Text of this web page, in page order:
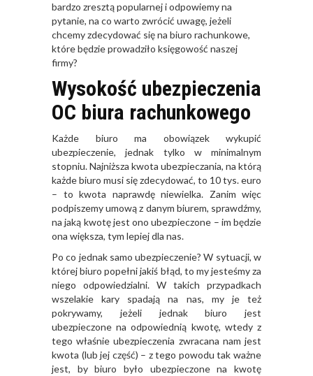
bardzo zresztą popularnej i odpowiemy na
pytanie, na co warto zwrócić uwagę, jeżeli
chcemy zdecydować się na biuro rachunkowe,
które będzie prowadziło księgowość naszej
firmy?
Wysokość ubezpieczenia
OC biura rachunkowego
Każde biuro ma obowiązek wykupić
ubezpieczenie, jednak tylko w minimalnym
stopniu. Najniższa kwota ubezpieczania, na którą
każde biuro musi się zdecydować, to 10 tys. euro
– to kwota naprawdę niewielka. Zanim więc
podpiszemy umową z danym biurem, sprawdźmy,
na jaką kwotę jest ono ubezpieczone – im będzie
ona większa, tym lepiej dla nas.
Po co jednak samo ubezpieczenie? W sytuacji, w
której biuro popełni jakiś błąd, to my jesteśmy za
niego odpowiedzialni. W takich przypadkach
wszelakie kary spadają na nas, my je też
pokrywamy, jeżeli jednak biuro jest
ubezpieczone na odpowiednią kwotę, wtedy z
tego właśnie ubezpieczenia zwracana nam jest
kwota (lub jej część) – z tego powodu tak ważne
jest, by biuro było ubezpieczone na kwotę